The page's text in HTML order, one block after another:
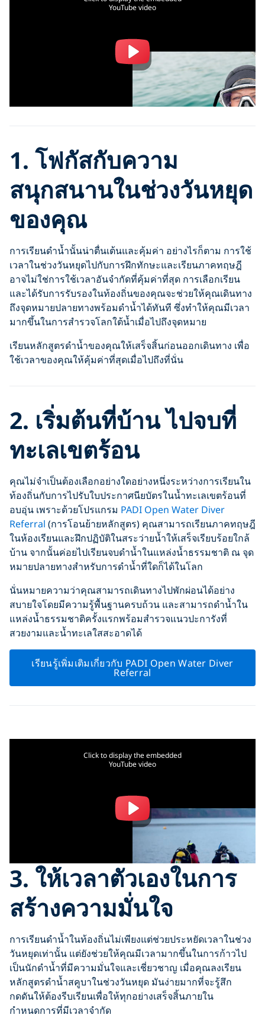
YouTube video
1. โฟกัสกับความ
สนุกสนานในช่วงวันหยุด
ของคุณ
การเรียนดำน้ำนั้นน่าตื่นเต้นและคุ้มค่า อย่างไรก็ตาม การใช้
เวลาในช่วงวันหยุดไปกับการฝึกทักษะและเรียนภาคทฤษฎี
อาจไม่ใช่การใช้เวลาอันจำกัดที่คุ้มค่าที่สุด การเลือกเรียน
และได้รับการรับรองในท้องถิ่นของคุณจะช่วยให้คุณเดินทาง
ถึงจุดหมายปลายทางพร้อมดำน้ำได้ทันที ซึ่งทำให้คุณมีเวลา
มากขึ้นในการสำรวจโลกใต้น้ำเมื่อไปถึงจุดหมาย
เรียนหลักสูตรดำน้ำของคุณให้เสร็จสิ้นก่อนออกเดินทาง เพื่อ
ใช้เวลาของคุณให้คุ้มค่าที่สุดเมื่อไปถึงที่นั่น
2. เริ่มต้นที่บ้าน ไปจบที่
ทะเลเขตร้อน
คุณไม่จำเป็นต้องเลือกอย่างใดอย่างหนึ่งระหว่างการเรียนใน
ท้องถิ่นกับการไปรับใบประกาศนียบัตรในน้ำทะเลเขตร้อนที่
อบอุ่น เพราะด้วยโปรแกรม PADI Open Water Diver
Referral (การโอนย้ายหลักสูตร) คุณสามารถเรียนภาคทฤษฎี
ในห้องเรียนและฝึกปฏิบัติในสระว่ายน้ำให้เสร็จเรียบร้อยใกล้
บ้าน จากนั้นค่อยไปเรียนจบดำน้ำในแหล่งน้ำธรรมชาติ ณ จุด
หมายปลายทางสำหรับการดำน้ำที่ใดก็ได้ในโลก
นั่นหมายความว่าคุณสามารถเดินทางไปพักผ่อนได้อย่าง
สบายใจโดยมีความรู้พื้นฐานครบถ้วน และสามารถดำน้ำใน
แหล่งน้ำธรรมชาติครั้งแรกพร้อมสำรวจแนวปะการังที่
สวยงามและน้ำทะเลใสสะอาดได้
เรียนรู้เพิ่มเติมเกี่ยวกับ PADI Open Water Diver
Referral
Click to display the embedded
YouTube video
3. ให้เวลาตัวเองในการ
สร้างความมั่นใจ
การเรียนดำน้ำในท้องถิ่นไม่เพียงแต่ช่วยประหยัดเวลาในช่วง
วันหยุดเท่านั้น แต่ยังช่วยให้คุณมีเวลามากขึ้นในการก้าวไป
เป็นนักดำน้ำที่มีความมั่นใจและเชี่ยวชาญ เมื่อคุณลงเรียน
หลักสูตรดำน้ำสคูบาในช่วงวันหยุด มันง่ายมากที่จะรู้สึก
กดดันให้ต้องรีบเรียนเพื่อให้ทุกอย่างเสร็จสิ้นภายใน
กำหนดการที่มีเวลาจำกัด